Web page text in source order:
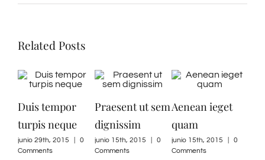
Related Posts
Duis tempor
turpis neque
junio 29th, 2015
0
Comments
Praesent ut sem
dignissim
junio 15th, 2015
0
Comments
Aenean ieget
quam
junio 15th, 2015
0
Comments